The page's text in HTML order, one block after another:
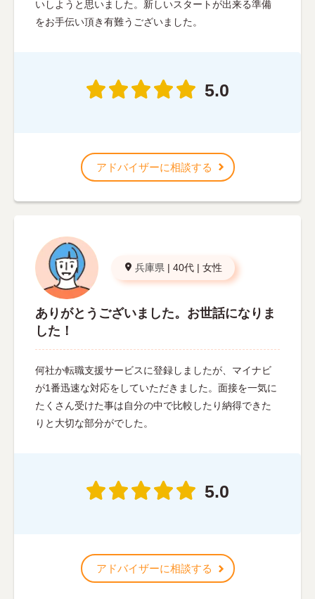
いしようと思いました。新しいスタートが出来る準備
をお手伝い頂き有難うございました。
5.0
アドバイザーに相談する
兵庫県 | 40代 | 女性
ありがとうございました。お世話になりま
した！
何社か転職支援サービスに登録しましたが、マイナビ
が1番迅速な対応をしていただきました。面接を一気に
たくさん受けた事は自分の中で比較したり納得できた
りと大切な部分がでした。
5.0
アドバイザーに相談する